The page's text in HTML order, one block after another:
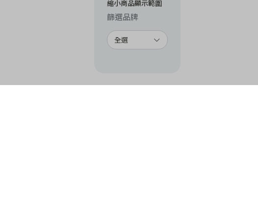
縮小商品顯示範圍
篩選品牌
全選